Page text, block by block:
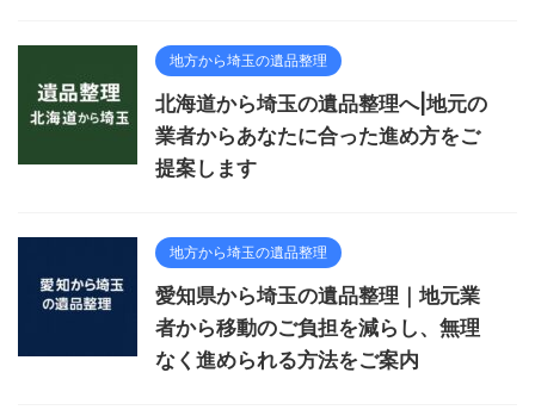
地方から埼玉の遺品整理
北海道から埼玉の遺品整理へ|地元の
業者からあなたに合った進め方をご
提案します
地方から埼玉の遺品整理
愛知県から埼玉の遺品整理｜地元業
者から移動のご負担を減らし、無理
なく進められる方法をご案内